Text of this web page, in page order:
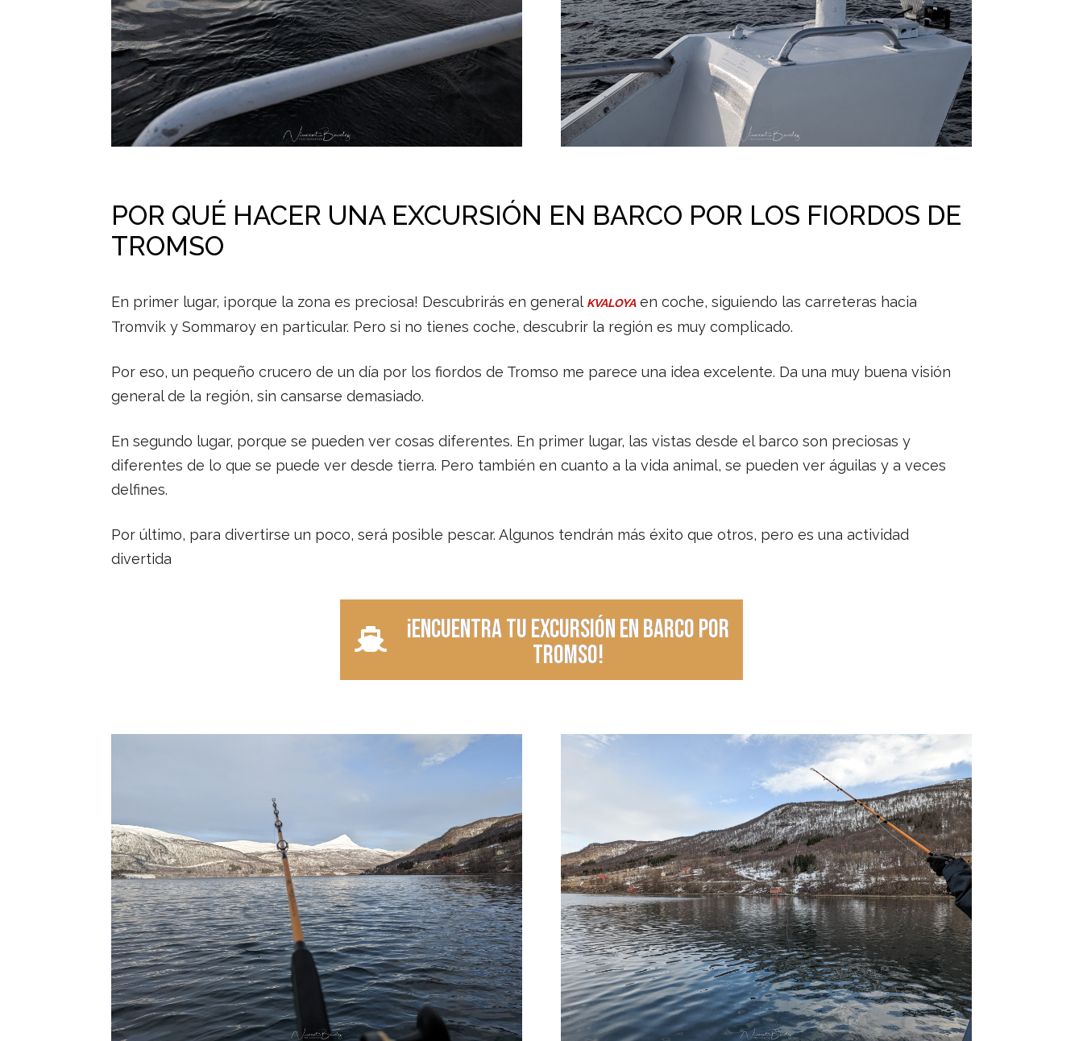
POR QUÉ HACER UNA EXCURSIÓN EN BARCO POR LOS FIORDOS DE
TROMSO
En primer lugar, ¡porque la zona es preciosa! Descubrirás en general KVALOYAen coche, siguiendo las carreteras hacia
Tromvik y Sommaroy en particular. Pero si no tienes coche, descubrir la región es muy complicado.
Por eso, un pequeño crucero de un día por los fiordos de Tromso me parece una idea excelente. Da una muy buena visión
general de la región, sin cansarse demasiado.
En segundo lugar, porque se pueden ver cosas diferentes. En primer lugar, las vistas desde el barco son preciosas y
diferentes de lo que se puede ver desde tierra. Pero también en cuanto a la vida animal, se pueden ver águilas y a veces
delfines.
Por último, para divertirse un poco, será posible pescar. Algunos tendrán más éxito que otros, pero es una actividad
divertida
¡Encuentra tu excursión en barco por
Tromso!